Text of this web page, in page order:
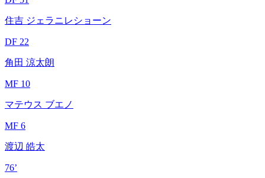
住吉 ジェラニレショーン
DF 22
角田 涼太朗
MF 10
マテウス ブエノ
MF 6
渡辺 皓太
76’